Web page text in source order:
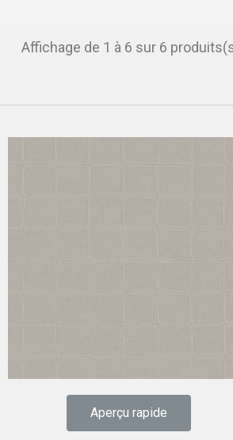
Affichage de 1 à 6 sur 6
Aperçu rapide